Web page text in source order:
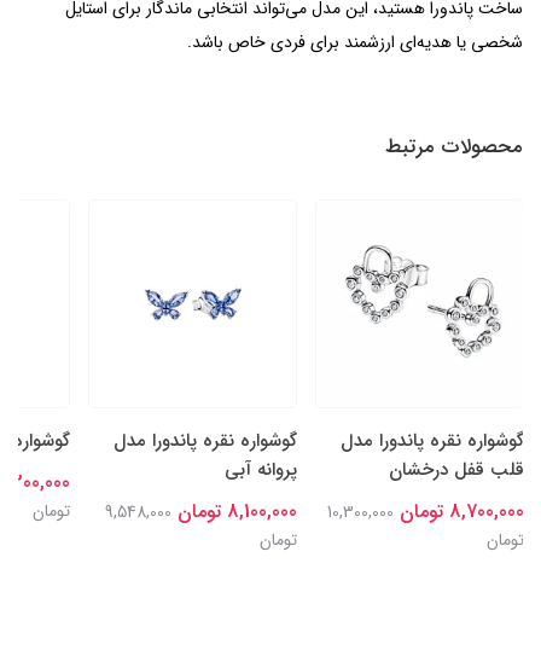
ساخت پاندورا هستید، این مدل می‌تواند انتخابی ماندگار برای استایل
شخصی یا هدیه‌ای ارزشمند برای فردی خاص باشد.
محصولات مرتبط
گوشواره نقره پاندورا مدل
قلب قفل درخشان
8,700,000 تومان
10,300,000
تومان
گوشواره نقره پاندورا مدل
پروانه آبی
8,100,000 تومان
9,548,000
تومان
گوشواره
8,300,000
تومان